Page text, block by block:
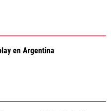
en Argentina